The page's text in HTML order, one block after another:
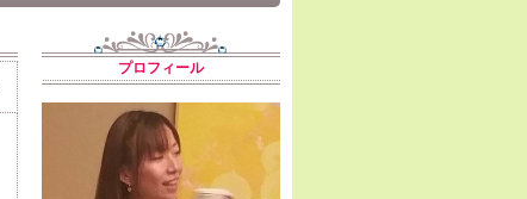
プロフィール